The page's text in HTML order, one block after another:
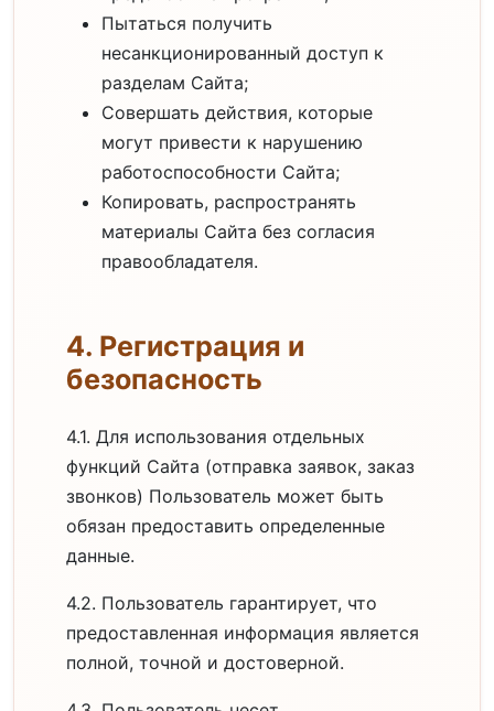
Пытаться получить
несанкционированный доступ к
разделам Сайта;
Совершать действия, которые
могут привести к нарушению
работоспособности Сайта;
Копировать, распространять
материалы Сайта без согласия
правообладателя.
4. Регистрация и
безопасность
4.1. Для использования отдельных
функций Сайта (отправка заявок, заказ
звонков) Пользователь может быть
обязан предоставить определенные
данные.
4.2. Пользователь гарантирует, что
предоставленная информация является
полной, точной и достоверной.